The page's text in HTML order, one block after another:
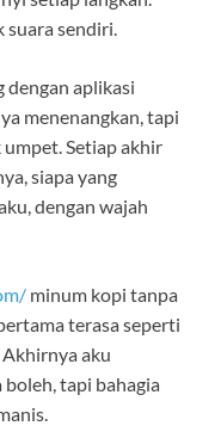
suara sendiri.
dengan aplikasi
menenangkan, tapi
Setiap akhir
siapa yang
dengan wajah
minum kopi tanpa
terasa seperti
aku
boleh, tapi bahagia